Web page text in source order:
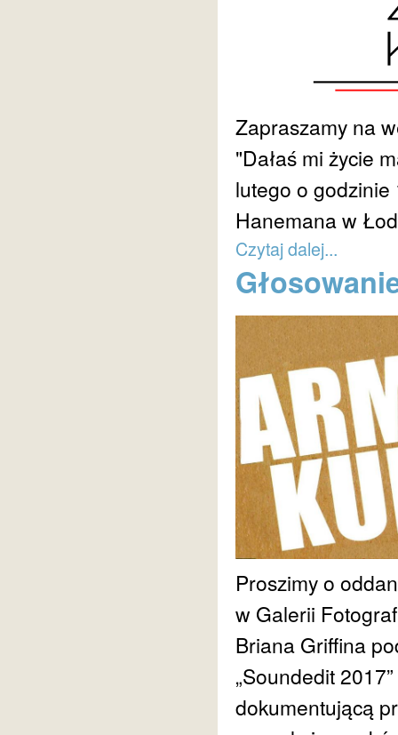
Zapraszamy na
"Dałaś mi życie
lutego o
Hanemana w
Czytaj dalej...
Proszimy o
w Galerii
Briana Griffina
„Soundedit
dokumentującą